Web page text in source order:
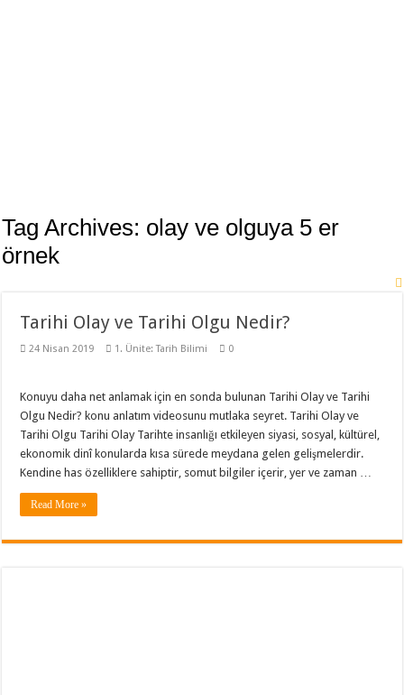
10. Sınıf Tarih Dersi 2. Dönem 1. Yazılı Test
11. Sınıf Tarih 2. Dönem 1. Yazılı Klasik ve Video Çözümlü
Tag Archives: olay ve olguya 5 er
örnek
Tarihi Olay ve Tarihi Olgu Nedir?
24 Nisan 2019 1. Ünite: Tarih Bilimi 0
Konuyu daha net anlamak için en sonda bulunan Tarihi Olay ve Tarihi
Olgu Nedir? konu anlatım videosunu mutlaka seyret. Tarihi Olay ve
Tarihi Olgu Tarihi Olay Tarihte insanlığı etkileyen siyasi, sosyal, kültürel,
ekonomik dinî konularda kısa sürede meydana gelen gelişmelerdir.
Kendine has özelliklere sahiptir, somut bilgiler içerir, yer ve zaman …
Read More »